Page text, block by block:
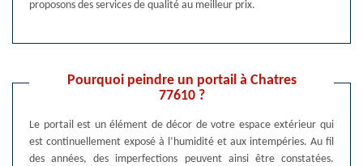
proposons des services de qualité au meilleur prix.
Pourquoi peindre un portail à Chatres
77610 ?
Le portail est un élément de décor de votre espace extérieur qui
est continuellement exposé à l’humidité et aux intempéries. Au fil
des années, des imperfections peuvent ainsi être constatées.